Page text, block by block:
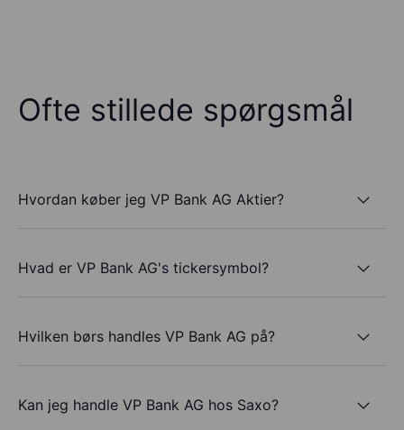
Ofte stillede spørgsmål
Hvordan køber jeg VP Bank AG Aktier?
Hvad er VP Bank AG's tickersymbol?
Hvilken børs handles VP Bank AG på?
Kan jeg handle VP Bank AG hos Saxo?